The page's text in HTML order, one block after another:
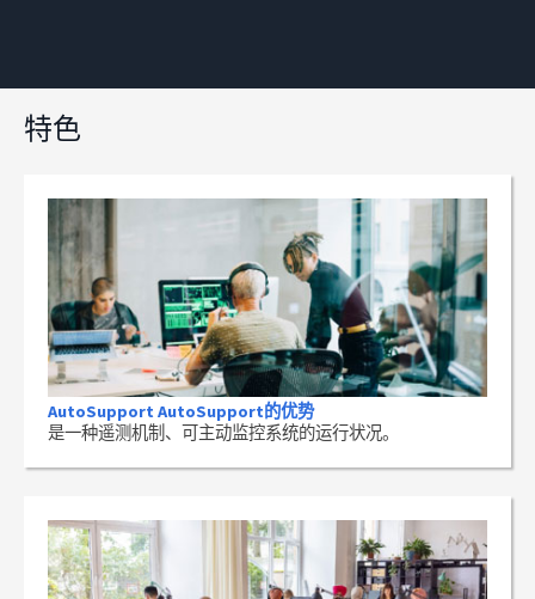
特色
AutoSupport AutoSupport的优势
是一种遥测机制、可主动监控系统的运行状况。